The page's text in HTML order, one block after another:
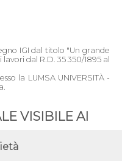
IGI dal titolo "Un grande
dal R.D. 35 350/1895 al
la LUMSA UNIVERSITÀ -
VISIBILE AI